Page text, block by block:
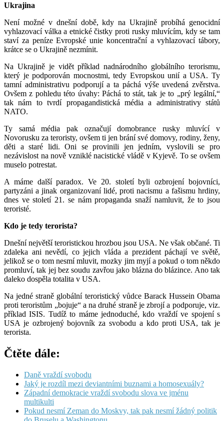
Ukrajina
Není možné v dnešní době, kdy na Ukrajině probíhá genocidní
vyhlazovací válka a etnické čistky proti rusky mluvícím, kdy se tam
staví za peníze Evropské unie koncentrační a vyhlazovací tábory,
krátce se o Ukrajině nezmínit.
Na Ukrajině je vidět příklad nadnárodního globálního terorismu,
který je podporován mocnostmi, tedy Evropskou unií a USA. Ty
tamní administrativu podporují a ta páchá výše uvedená zvěrstva.
Ovšem z pohledu této úvahy: Páchá to stát, tak je to „prý legální,“
tak nám to tvrdí propagandistická média a administrativy států
NATO.
Ty samá média pak označují domobrance rusky mluvící v
Novorusku za teroristy, ovšem ti jen brání své domovy, rodiny, ženy,
děti a staré lidi. Oni se provinili jen jedním, vyslovili se pro
nezávislost na nově vzniklé nacistické vládě v Kyjevě. To se ovšem
muselo potrestat.
A máme další paradox. Ve 20. století byli ozbrojení bojovníci,
partyzáni a jinak organizovaní lidé, proti nacismu a fašismu hrdiny,
dnes ve století 21. se nám propaganda snaží namluvit, že to jsou
teroristé.
Kdo je tedy terorista?
Dnešní největší teroristickou hrozbou jsou USA. Ne však občané. Ti
zdaleka ani nevědí, co jejich vláda a prezident páchají ve světě,
jelikož se o tom nesmí mluvit, mozky jim myjí a pokud o tom někdo
promluví, tak jej bez soudu zavřou jako blázna do blázince. Ano tak
daleko dospěla totalita v USA.
Na jedné straně globální teroristický vůdce Barack Hussein Obama
proti teroristům „bojuje“ a na druhé straně je zbrojí a podporuje, viz.
příklad ISIS. Tudíž to máme jednoduché, kdo vraždí ve spojení s
USA je ozbrojený bojovník za svobodu a kdo proti USA, tak je
terorista.
Čtěte dále:
Daně vraždí svobodu
Jaký je rozdíl mezi deviantními buznami a homosexuály?
Západní demokracie vraždí svobodu slova ve jménu
multikulti
Pokud nesmí Zeman do Moskvy, tak pak nesmí žádný politik